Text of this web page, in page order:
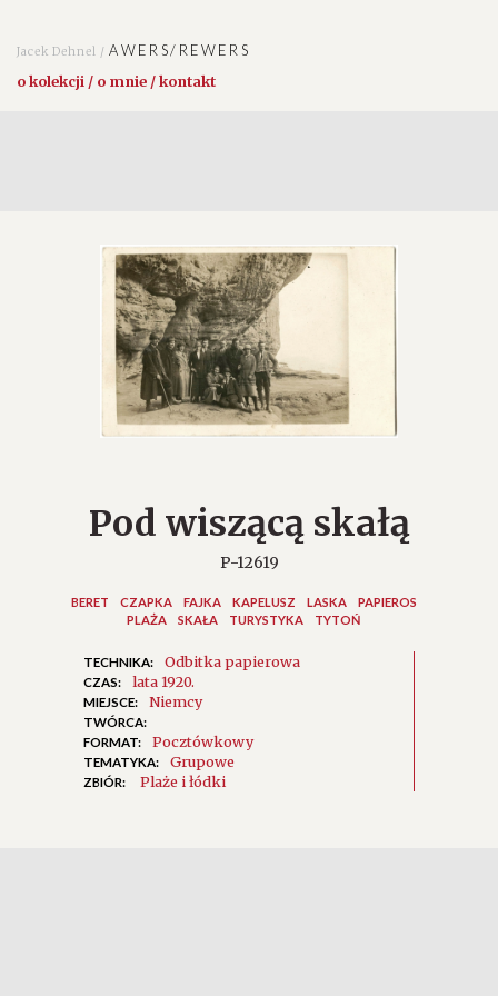
Jacek Dehnel /AWERS/REWERS
o kolekcji / o mnie / kontakt
Pod wiszącą skałą
P-12619
BERET CZAPKA FAJKA KAPELUSZ LASKA
PAPIEROS
PLAŻA
SKAŁA TURYSTYKA TYTOŃ
TECHNIKA: Odbitka papierowa
CZAS: lata 1920.
MIEJSCE: Niemcy
TWÓRCA:
FORMAT:
Pocztówkowy
TEMATYKA: Grupowe
ZBIÓR: Plaże i łódki